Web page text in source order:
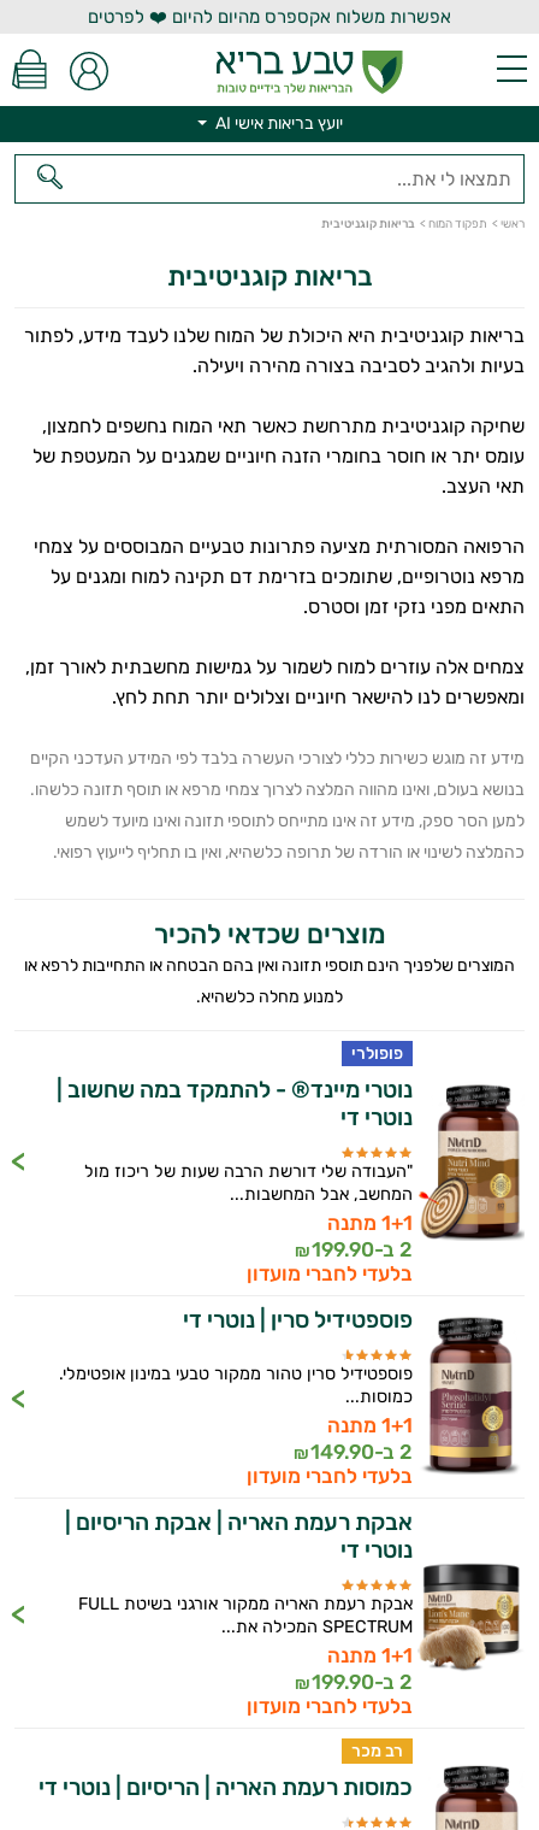
אפשרות משלוח אקספרס מהיום להיום ❤️ לפרטים
יועץ בריאות אישי AI
ראשי > תפקוד המוח > בריאות קוגניטיבית
בריאות קוגניטיבית
בריאות קוגניטיבית היא היכולת של המוח שלנו לעבד מידע, לפתור
בעיות ולהגיב לסביבה בצורה מהירה ויעילה.
שחיקה קוגניטיבית מתרחשת כאשר תאי המוח נחשפים לחמצון,
עומס יתר או חוסר בחומרי הזנה חיוניים שמגנים על המעטפת של
תאי העצב.
הרפואה המסורתית מציעה פתרונות טבעיים המבוססים על צמחי
מרפא נוטרופיים, שתומכים בזרימת דם תקינה למוח ומגנים על
התאים מפני נזקי זמן וסטרס.
צמחים אלה עוזרים למוח לשמור על גמישות מחשבתית לאורך זמן,
ומאפשרים לנו להישאר חיוניים וצלולים יותר תחת לחץ.
מידע זה מוגש כשירות כללי לצורכי העשרה בלבד לפי המידע העדכני הקיים
בנושא בעולם, ואינו מהווה המלצה לצרוך צמחי מרפא או תוסף תזונה כלשהו.
למען הסר ספק, מידע זה אינו מתייחס לתוספי תזונה ואינו מיועד לשמש
כהמלצה לשינוי או הורדה של תרופה כלשהיא, ואין בו תחליף לייעוץ רפואי.
מוצרים שכדאי להכיר
המוצרים שלפניך הינם תוספי תזונה ואין בהם הבטחה או התחייבות לרפא או
למנוע מחלה כלשהיא.
פופולרי
נוטרי מיינד® - להתמקד במה שחשוב |
נוטרי די
"העבודה שלי דורשת הרבה שעות של ריכוז מול
המחשב, אבל המחשבות...
1+1 מתנה
2 ב-
199.90
₪
בלעדי לחברי מועדון
פוספטידיל סרין | נוטרי די
פוספטידיל סרין טהור ממקור טבעי במינון אופטימלי.
כמוסות...
1+1 מתנה
2 ב-
149.90
₪
בלעדי לחברי מועדון
אבקת רעמת האריה | אבקת הריסיום |
נוטרי די
אבקת רעמת האריה ממקור אורגני בשיטת FULL
SPECTRUM המכילה את...
1+1 מתנה
2 ב-
199.90
₪
בלעדי לחברי מועדון
רב מכר
כמוסות רעמת האריה | הריסיום | נוטרי די
יועץ בריאות אישי AI